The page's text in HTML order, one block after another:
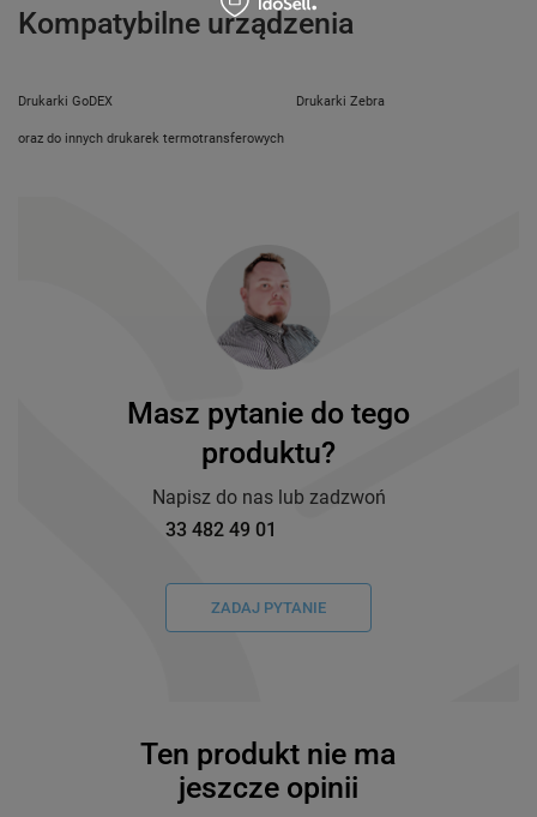
Kompatybilne urządzenia
Drukarki GoDEX Drukarki Zebra
oraz do innych drukarek termotransferowych
Masz pytanie do tego
produktu?
Napisz do nas lub zadzwoń
33 482 49 01
ZADAJ PYTANIE
Ten produkt nie ma
jeszcze opinii